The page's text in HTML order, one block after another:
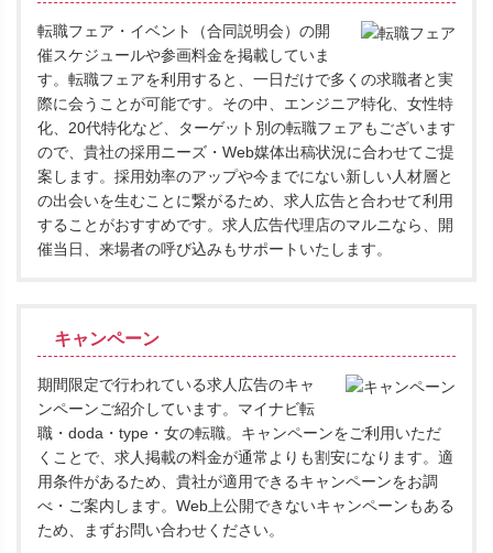
転職フェア・イベント（合同説明会）の開
催スケジュールや参画料金を掲載していま
す。転職フェアを利用すると、一日だけで多くの求職者と実
際に会うことが可能です。その中、エンジニア特化、女性特
化、20代特化など、ターゲット別の転職フェアもございます
ので、貴社の採用ニーズ・Web媒体出稿状況に合わせてご提
案します。採用効率のアップや今までにない新しい人材層と
の出会いを生むことに繋がるため、求人広告と合わせて利用
することがおすすめです。求人広告代理店のマルニなら、開
催当日、来場者の呼び込みもサポートいたします。
キャンペーン
期間限定で行われている求人広告のキャ
ンペーンご紹介しています。マイナビ転
職・doda・type・女の転職。キャンペーンをご利用いただ
くことで、求人掲載の料金が通常よりも割安になります。適
用条件があるため、貴社が適用できるキャンペーンをお調
べ・ご案内します。Web上公開できないキャンペーンもある
ため、まずお問い合わせください。